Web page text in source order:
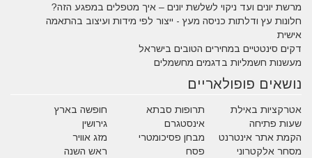
מרשת יונים ועד ניקוי לשלשת יונים – איך מטפלים במפגע הזה?
חלונות עץ ודלתות כניסה מעץ - ייצור לפי מידות ועיצוב בהתאמה
אישית
דקים סינטטיים במחירים הטובים בישראל
מעשנות חשמליות בדגמים מחשמלים
נושאים פופולאריים
אטרקציות באילת תרופות סבתא
חופשה בארץ
שעות פתיחה
אינסטגרם
גירושין
הקמת אתר אינטרנט
מבחן פסיכומטרי
מזג אוויר
מסחר אלקטרוני
פסח
ראש השנה